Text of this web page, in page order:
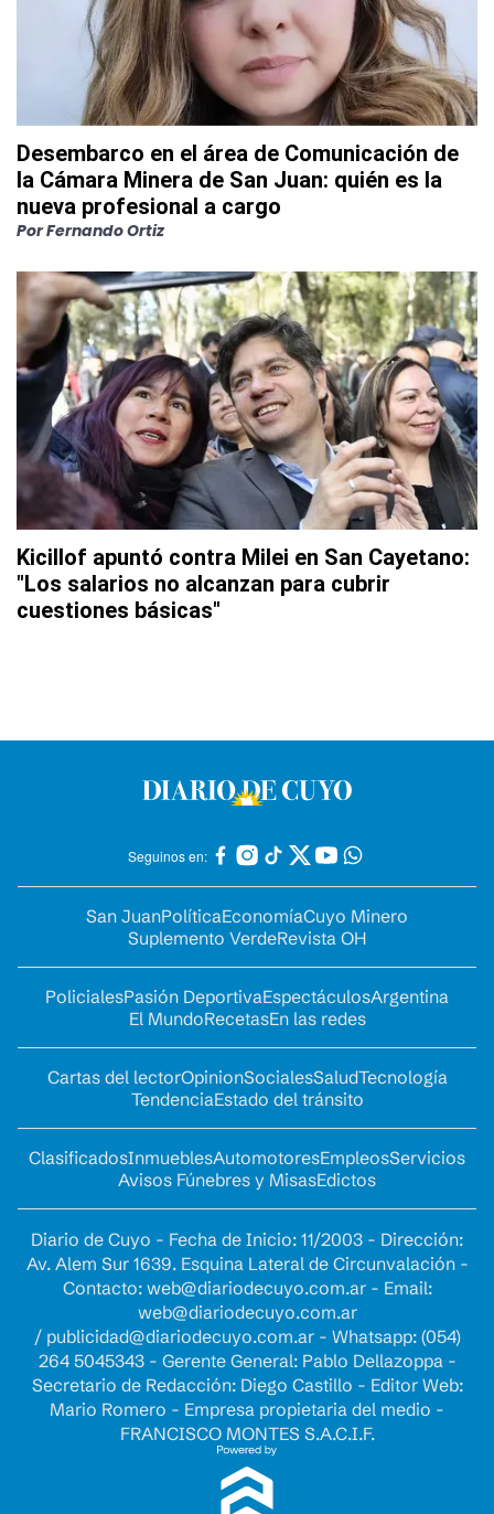
Desembarco en el área de Comunicación de
la Cámara Minera de San Juan: quién es la
nueva profesional a cargo
PorFernando Ortiz
Kicillof apuntó contra Milei en San Cayetano:
"Los salarios no alcanzan para cubrir
cuestiones básicas"
Seguinos en:
San JuanPolíticaEconomíaCuyo Minero
Suplemento VerdeRevista OH
PolicialesPasión DeportivaEspectáculosArgentina
El MundoRecetasEn las redes
Cartas del lectorOpinionSocialesSaludTecnología
TendenciaEstado del tránsito
ClasificadosInmueblesAutomotoresEmpleosServicios
Avisos Fúnebres y MisasEdictos
Diario de Cuyo - Fecha de Inicio: 11/2003 - Dirección:
Av. Alem Sur 1639. Esquina Lateral de Circunvalación -
Contacto: web@diariodecuyo.com.ar- Email:
web@diariodecuyo.com.ar
/ publicidad@diariodecuyo.com.ar- Whatsapp: (054)
264 5045343 - Gerente General: Pablo Dellazoppa -
Secretario de Redacción: Diego Castillo - Editor Web:
Mario Romero - Empresa propietaria del medio -
FRANCISCO MONTES S.A.C.I.F.